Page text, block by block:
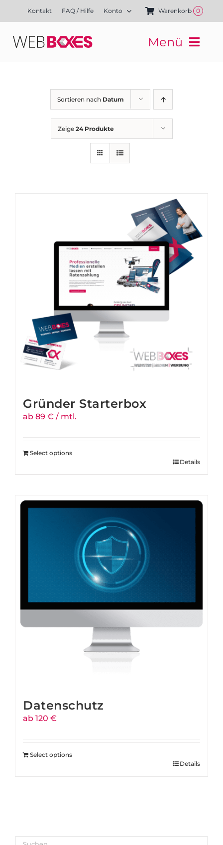
Kontakt FAQ / Hilfe Konto Warenkorb 0
Menü
Kampagnen
Referenzen
Finanzierung
Sortieren nach Datum
Zeige 24 Produkte
Gründer Starterbox
ab 89 € / mtl.
Select options
Details
Datenschutz
ab 120 €
Select options
Details